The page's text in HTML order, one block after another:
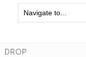
DROP